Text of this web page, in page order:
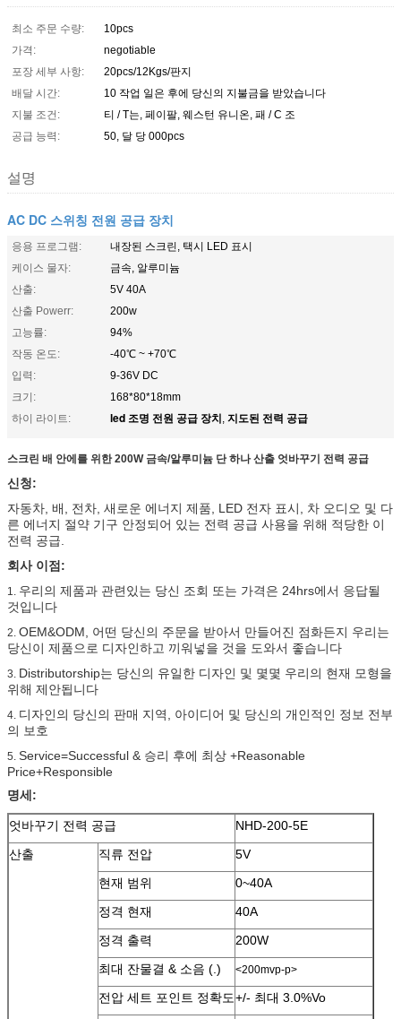
최소 주문 수량:
10pcs
가격:
negotiable
포장 세부 사항:
20pcs/12Kgs/판지
배달 시간:
10 작업 일은 후에 당신의 지불금을 받았습니다
지불 조건:
티 / T는, 페이팔, 웨스턴 유니온, 패 / C 조
공급 능력:
50, 달 당 000pcs
설명
AC DC 스위칭 전원 공급 장치
응용 프로그램:
내장된 스크린, 택시 LED 표시
케이스 물자:
금속, 알루미늄
산출:
5V 40A
산출 Powerr:
200w
고능률:
94%
작동 온도:
-40℃ ~ +70℃
입력:
9-36V DC
크기:
168*80*18mm
하이 라이트:
led 조명 전원 공급 장치, 지도된 전력 공급
스크린 배 안에를 위한 200W 금속/알루미늄 단 하나 산출 엇바꾸기 전력 공급
신청:
자동차, 배, 전차, 새로운 에너지 제품, LED 전자 표시, 차 오디오 및 다
른 에너지 절약 기구 안정되어 있는 전력 공급 사용을 위해 적당한 이
전력 공급.
회사 이점:
1. 우리의 제품과 관련있는 당신 조회 또는 가격은 24hrs에서 응답될
것입니다
2. OEM&ODM, 어떤 당신의 주문을 받아서 만들어진 점화든지 우리는
당신이 제품으로 디자인하고 끼워넣을 것을 도와서 좋습니다
3. Distributorship는 당신의 유일한 디자인 및 몇몇 우리의 현재 모형을
위해 제안됩니다
4. 디자인의 당신의 판매 지역, 아이디어 및 당신의 개인적인 정보 전부
의 보호
5. Service=Successful & 승리 후에 최상 +Reasonable
Price+Responsible
명세:
엇바꾸기 전력 공급
NHD-200-5E
산출
직류 전압
5V
현재 범위
0~40A
정격 현재
40A
정격 출력
200W
최대 잔물결 & 소음 (.)
<200mvp-p>
전압 세트 포인트 정확도+/- 최대 3.0%Vo